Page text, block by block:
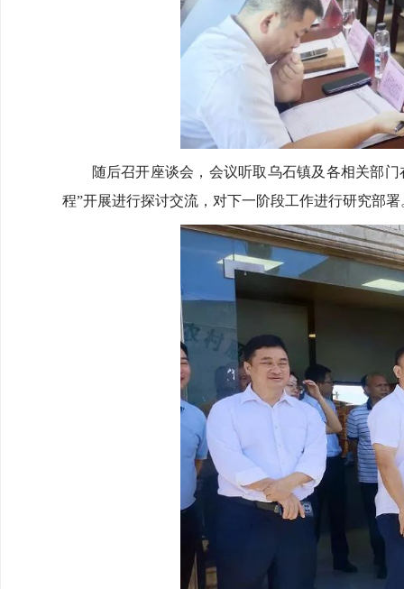
随后召开座谈会，会议听取乌石镇及各相关部门
程”开展进行探讨交流，对下一阶段工作进行研究部署